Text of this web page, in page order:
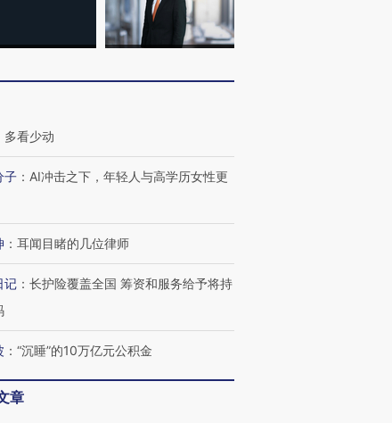
吸金
马航飞行员跨国走私7万
毒品
视线｜被称为“蟑螂”的印
育部长拱下台
届链博
链”接产
有意思的生活方式·第三对
住三大增长引擎是什么？
多看少动
子 ： AI冲击之下，年轻人与高学历女性更
： 耳闻目睹的几位律师
记 ： 长护险覆盖全国 筹资和服务给予将持
： “沉睡”的10万亿元公积金
章